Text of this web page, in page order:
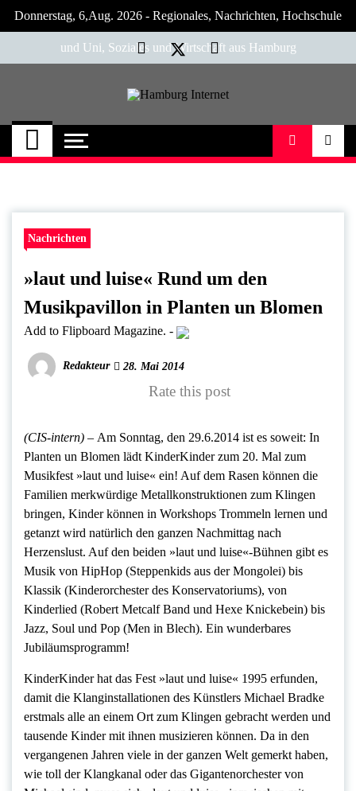
Skip
Donnerstag, 6,Aug. 2026 - Regionales, Nachrichten, Hochschule
und Uni, Soziales und Wirtschaft aus Hamburg
Hamburg Internet
Neuigkeiten und Nachrichten aus Hamburg
Nachrichten
»laut und luise« Rund um den
Musikpavillon in Planten un Blomen
Add to Flipboard Magazine. -
Redakteur 28. Mai 2014
Rate this post
(CIS-intern) – Am Sonntag, den 29.6.2014 ist es soweit: In
Planten un Blomen lädt KinderKinder zum 20. Mal zum
Musikfest »laut und luise« ein! Auf dem Rasen können die
Familien merkwürdige Metallkonstruktionen zum Klingen
bringen, Kinder können in Workshops Trommeln lernen und
getanzt wird natürlich den ganzen Nachmittag nach
Herzenslust. Auf den beiden »laut und luise«-Bühnen gibt es
Musik von HipHop (Steppenkids aus der Mongolei) bis
Klassik (Kinderorchester des Konservatoriums), von
Kinderlied (Robert Metcalf Band und Hexe Knickebein) bis
Jazz, Soul und Pop (Men in Blech). Ein wunderbares
Jubiläumsprogramm!
KinderKinder hat das Fest »laut und luise« 1995 erfunden,
damit die Klanginstallationen des Künstlers Michael Bradke
erstmals alle an einem Ort zum Klingen gebracht werden und
tausende Kinder mit ihnen musizieren können. Da in den
vergangenen Jahren viele in der ganzen Welt gemerkt haben,
wie toll der Klangkanal oder das Gigantenorchester von